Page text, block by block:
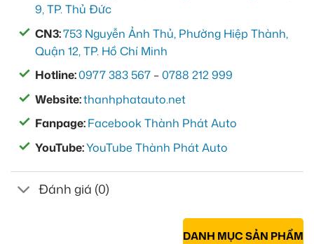
9, TP. Thủ Đức
CN3:753 Nguyễn Ảnh Thủ, Phường Hiệp Thành,
Quận 12, TP. Hồ Chí Minh
Hotline:0977 383 567 –0788 212 999
Website:thanhphatauto.net
Fanpage:Facebook Thành Phát Auto
YouTube:YouTube Thành Phát Auto
Đánh giá (0)
DANH MỤC SẢN PHẨM